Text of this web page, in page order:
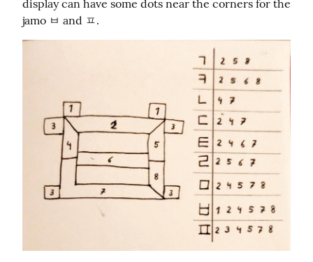
display can have some dots near the corners for the
jamo ㅂ and ㅍ.